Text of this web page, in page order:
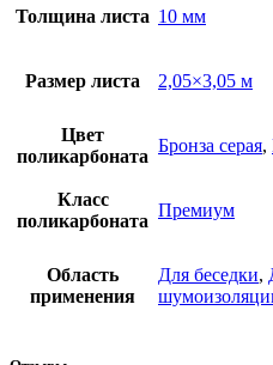
Толщина листа 10 мм
Размер листа 2,05×3,05 м
Цвет
поликарбоната
Бронза серая,
Класс
поликарбоната
Премиум
Область
применения
Для беседки,